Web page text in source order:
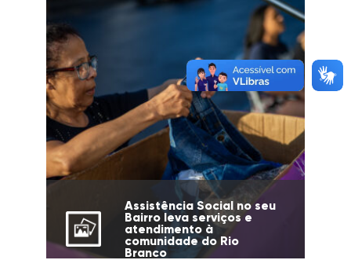
Assistência Social no seu
Bairro leva serviços e
atendimento à
comunidade do Rio
Branco